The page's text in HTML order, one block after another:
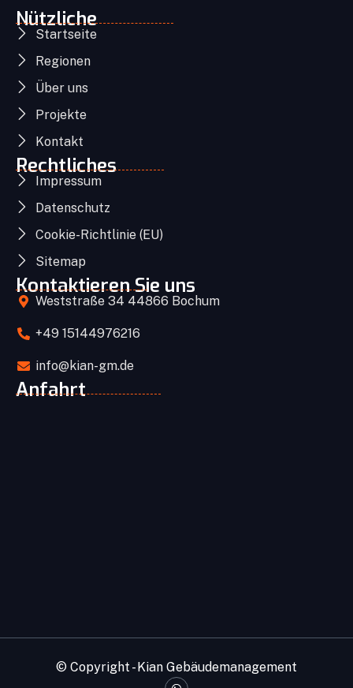
Nützliche
Startseite
Regionen
Über uns
Projekte
Kontakt
Rechtliches
Impressum
Datenschutz
Cookie-Richtlinie (EU)
Sitemap
Kontaktieren Sie uns
Weststraße 34 44866 Bochum
+49 15144976216
info@kian-gm.de
Anfahrt
© Copyright - Kian Gebäudemanagement